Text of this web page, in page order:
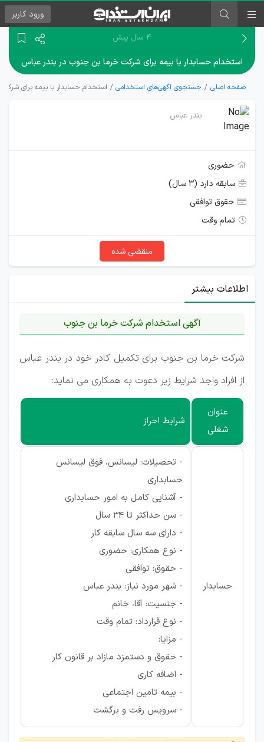
ورود کاربر
۴ سال پیش
استخدام حسابدار با بیمه برای شرکت خرما بن جنوب در بندر عباس
صفحه اصلی جستجوی آگهی‌های استخدامی استخدام حسابدار با بیمه برای
بندر عباس
حضوری
سابقه دارد (۳ سال)
حقوق توافقی
تمام وقت
منقضی شده
اطلاعات بیشتر
آگهی استخدام شرکت خرما بن جنوب
شرکت خرما بن جنوب برای تکمیل کادر خود در بندر عباس
از افراد واجد شرایط زیر دعوت به همکاری می نماید:
عنوان
شغلی
شرایط احراز
حسابدار
- تحصیلات: لیسانس، فوق لیسانس
حسابداری
- آشنایی کامل به امور حسابداری
- سن حداکثر تا 34 سال
- دارای سه سال سابقه کار
- نوع همکاری: حضوری
- حقوق: توافقی
- شهر مورد نیاز: بندر عباس
- جنسیت: آقا، خانم
- نوع قرارداد: تمام وقت
- مزایا:
- حقوق و دستمزد مازاد بر قانون کار
- اضافه کاری
- بیمه تامین اجتماعی
- سرویس رفت و برگشت